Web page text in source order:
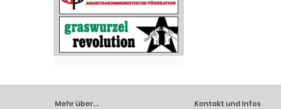
Mehr über... Kontakt und Infos